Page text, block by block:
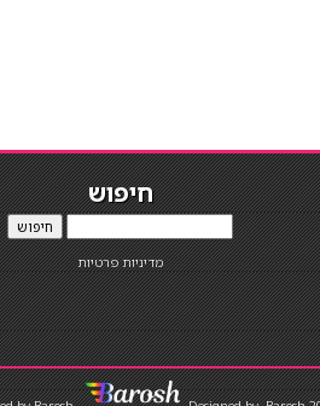
חיפוש
חיפוש
מדיניות פרטיות